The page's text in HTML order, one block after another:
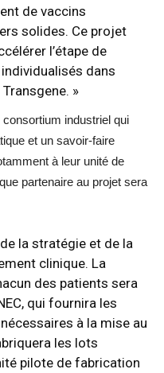
de vaccins
solides. Ce projet
l’étape de
dans
»
consortium industriel qui
et un savoir-faire
à leur unité de
partenaire au projet sera
la stratégie et de la
clinique. La
des patients sera
qui fournira les
à la mise au
les lots
pilote de fabrication